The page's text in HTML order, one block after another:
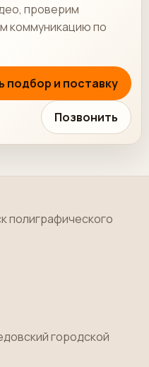
проверим
коммуникацию по
подбор и поставку
Позвонить
полиграфического
городской